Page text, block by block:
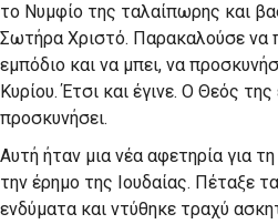
το Νυμφίο της ταλαίπωρης και
Σωτήρα Χριστό. Παρακαλούσε να
εμπόδιο και να μπει, να
Κυρίου. Έτσι και έγινε. Ο Θεός
προσκυνήσει.
Αυτή ήταν μια νέα αφετηρία για
την έρημο της Ιουδαίας. Πέταξε
ενδύματα και ντύθηκε τραχύ